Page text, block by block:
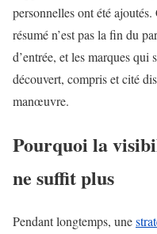
personnelles ont été
résumé n’est pas la fin du
d’entrée, et les marques
découvert, compris et cité
manœuvre.
Pourquoi la
ne suffit plus
Pendant longtemps, une